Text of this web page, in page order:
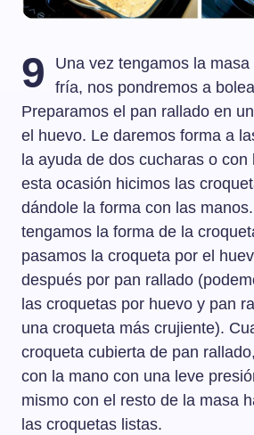
9
Una vez tengamos la
fría, nos pondremos a
Preparamos el pan rallado en
el huevo. Le daremos forma a
la ayuda de dos cucharas o con
esta ocasión hicimos las
dándole la forma con las
tengamos la forma de la
pasamos la croqueta por el
después por pan rallado
las croquetas por huevo y pan
una croqueta más crujiente).
croqueta cubierta de pan
con la mano con una leve
mismo con el resto de la masa
las croquetas listas.